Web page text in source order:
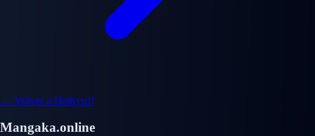
← Volver a Haikyu!!
Mangaka.online